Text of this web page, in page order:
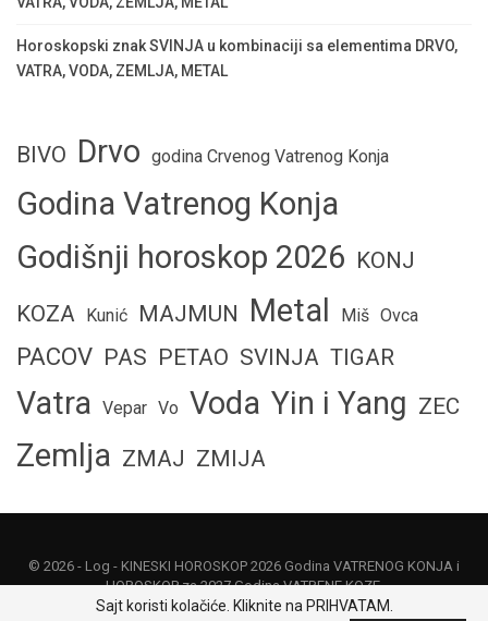
Horoskopski znak SVINJA u kombinaciji sa elementima DRVO,
VATRA, VODA, ZEMLJA, METAL
BIVO Drvo godina Crvenog Vatrenog Konja
Godina Vatrenog Konja
Godišnji horoskop 2026 KONJ
KOZA Kunić MAJMUN Metal Miš Ovca
PACOV PAS PETAO SVINJA TIGAR
Vatra Vepar Vo Voda Yin i Yang ZEC
Zemlja ZMAJ ZMIJA
© 2026 - Log - KINESKI HOROSKOP 2026 Godina VATRENOG KONJA i
HOROSKOP za 2027 Godina VATRENE KOZE.
Politika privatnosti|Uslovi korišćenja| O nama |Kontakt|Odricanje od
Sajt koristi kolačiće. Kliknite na PRIHVATAM.